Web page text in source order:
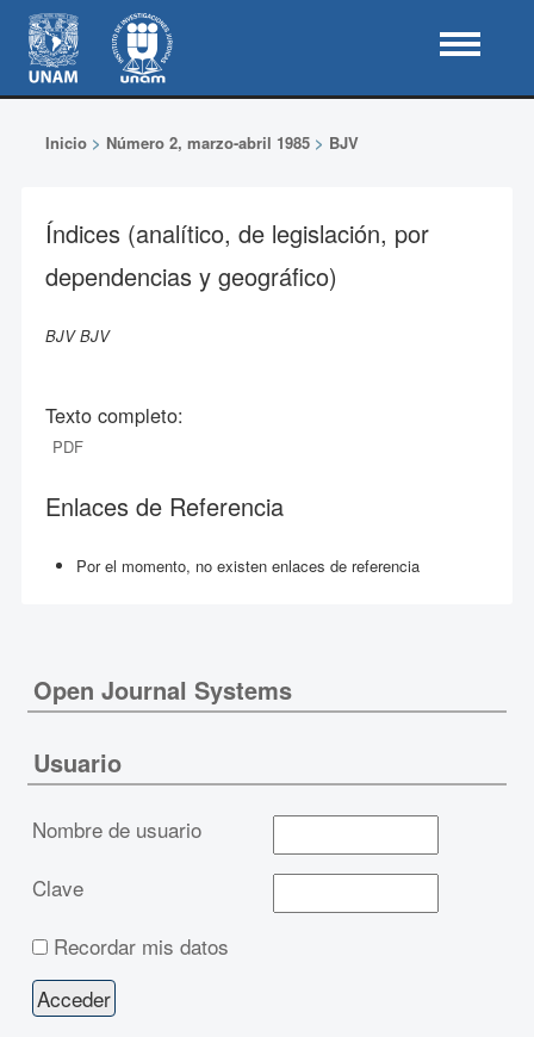
Inicio> Número 2, marzo-abril 1985> BJV
Índices (analítico, de legislación, por
dependencias y geográfico)
BJV BJV
Texto completo:
PDF
Enlaces de Referencia
Por el momento, no existen enlaces de referencia
Open Journal Systems
Usuario
Nombre de usuario
Clave
Recordar mis datos